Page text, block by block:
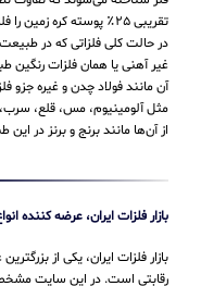
فلز شناخته می‌شوند که تفاوت
تقریبی ۲۵٪ پوسته کره زمین را فلزات تشکیل می‌دهند
در حالت کلی فلزاتی که در
غیر آهنی یا همان فلزات رنگین
آن مانند فولاد چدن و غیره جزو
مثل آلومینیوم، مس، قلع، سرب،
بازار فلزات ایران، یکی از